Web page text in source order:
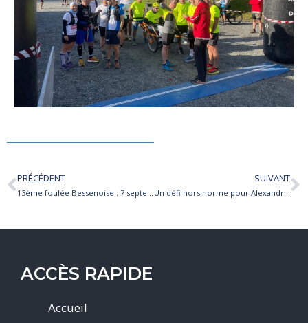
PRÉCÉDENT
13ème foulée Bessenoise : 7 septembre 2025
SUIVANT
Un défi hors norme pour Alexandre ! La SaintéLyon en joëlette
ACCÈS RAPIDE
Accueil